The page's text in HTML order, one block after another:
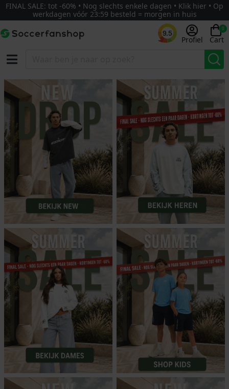
FINAL SALE: tot -60% • Nog slechts enkele dagen • Klik hier • Op
werkdagen vóór 23:59 besteld = morgen in huis
9.5
Profiel
0
Cart